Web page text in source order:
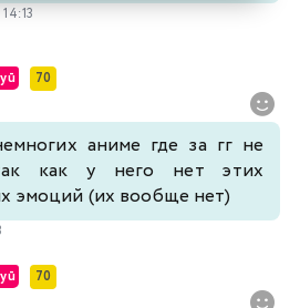
70
аниме где за гг не
как у него нет этих
эмоций (их вообще нет)
70